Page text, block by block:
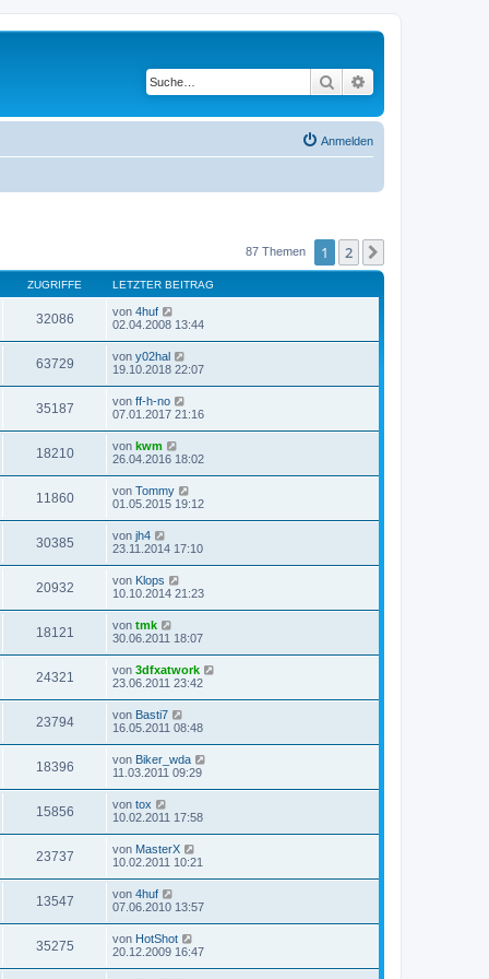
Suche
Anmelden
87 Themen 1 2
ZUGRIFFE LETZTER BEITRAG
32086 von 4huf
02.04.2008 13:44
63729 von y02hal
19.10.2018 22:07
35187 von ff-h-no
07.01.2017 21:16
18210 von kwm
26.04.2016 18:02
11860 von Tommy
01.05.2015 19:12
30385 von jh4
23.11.2014 17:10
20932 von Klops
10.10.2014 21:23
18121 von tmk
30.06.2011 18:07
24321 von 3dfxatwork
23.06.2011 23:42
23794 von Basti7
16.05.2011 08:48
18396 von Biker_wda
11.03.2011 09:29
15856 von tox
10.02.2011 17:58
23737 von MasterX
10.02.2011 10:21
13547 von 4huf
07.06.2010 13:57
35275 von HotShot
20.12.2009 16:47